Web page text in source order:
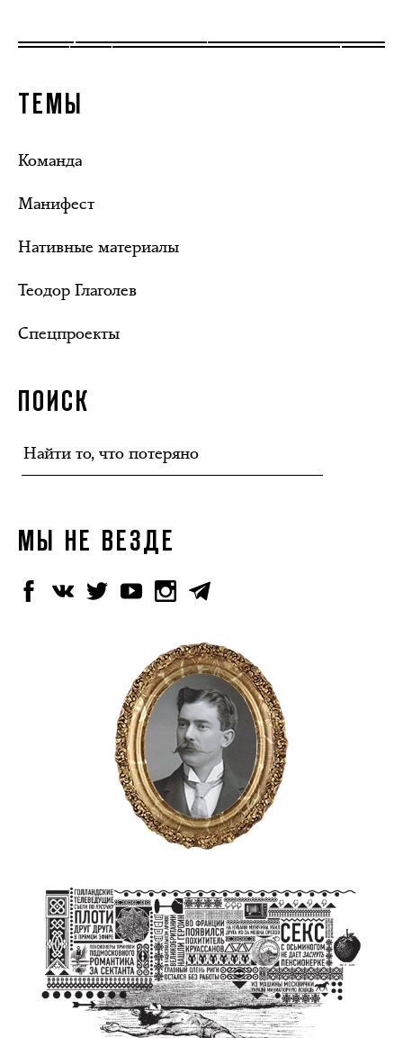
ТЕМЫ
Команда
Манифест
Нативные материалы
Теодор Глаголев
Спецпроекты
ПОИСК
МЫ НЕ ВЕЗДЕ